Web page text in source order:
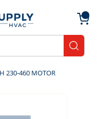
230-460 MOTOR